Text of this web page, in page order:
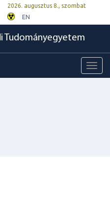
2026. augusztus 8., szombat
EN
Tudományegyetem